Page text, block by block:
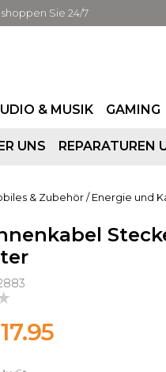
Sie 24/7
& MUSIK GAMING
UNS REPARATUREN
& Zubehör/ Energie und